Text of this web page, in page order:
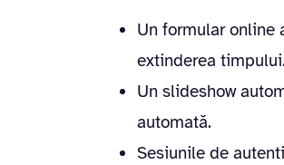
Un formular online
extinderea
Un slideshow
automată.
Sesiunile de